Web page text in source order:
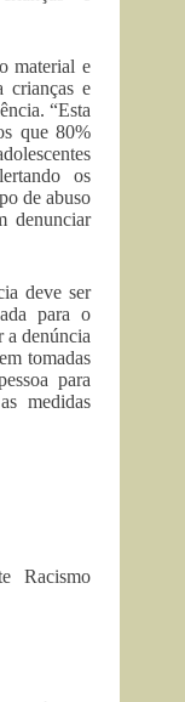
material e
crianças e
“Esta
que 80%
os
de abuso
denunciar
deve ser
para o
a denúncia
tomadas
para
medidas
Racismo